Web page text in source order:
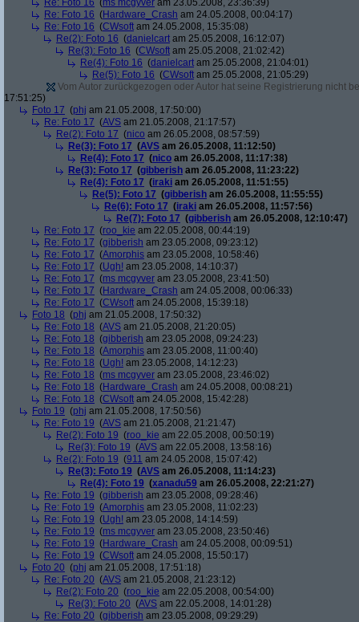
Re: Foto 16 (ms mcgyver am 23.05.2008, 23:36:39)
Re: Foto 16 (Hardware_Crash am 24.05.2008, 00:04:17)
Re: Foto 16 (CWsoft am 24.05.2008, 15:35:08)
Re(2): Foto 16 (danielcart am 25.05.2008, 16:12:07)
Re(3): Foto 16 (CWsoft am 25.05.2008, 21:02:42)
Re(4): Foto 16 (danielcart am 25.05.2008, 21:04:01)
Re(5): Foto 16 (CWsoft am 25.05.2008, 21:05:29)
Vom Autor zurückgezogen oder Autor hat seine Registrierung nicht
17:51:25)
Foto 17 (phj am 21.05.2008, 17:50:00)
Re: Foto 17 (AVS am 21.05.2008, 21:17:57)
Re(2): Foto 17 (nico am 26.05.2008, 08:57:59)
Re(3): Foto 17 (AVS am 26.05.2008, 11:12:50)
Re(4): Foto 17 (nico am 26.05.2008, 11:17:38)
Re(3): Foto 17 (gibberish am 26.05.2008, 11:23:22)
Re(4): Foto 17 (iraki am 26.05.2008, 11:51:55)
Re(5): Foto 17 (gibberish am 26.05.2008, 11:55:55)
Re(6): Foto 17 (iraki am 26.05.2008, 11:57:56)
Re(7): Foto 17 (gibberish am 26.05.2008, 12:10:47)
Re: Foto 17 (roo_kie am 22.05.2008, 00:44:19)
Re: Foto 17 (gibberish am 23.05.2008, 09:23:12)
Re: Foto 17 (Amorphis am 23.05.2008, 10:58:46)
Re: Foto 17 (Ugh! am 23.05.2008, 14:10:37)
Re: Foto 17 (ms mcgyver am 23.05.2008, 23:41:50)
Re: Foto 17 (Hardware_Crash am 24.05.2008, 00:06:33)
Re: Foto 17 (CWsoft am 24.05.2008, 15:39:18)
Foto 18 (phj am 21.05.2008, 17:50:32)
Re: Foto 18 (AVS am 21.05.2008, 21:20:05)
Re: Foto 18 (gibberish am 23.05.2008, 09:24:23)
Re: Foto 18 (Amorphis am 23.05.2008, 11:00:40)
Re: Foto 18 (Ugh! am 23.05.2008, 14:12:23)
Re: Foto 18 (ms mcgyver am 23.05.2008, 23:46:02)
Re: Foto 18 (Hardware_Crash am 24.05.2008, 00:08:21)
Re: Foto 18 (CWsoft am 24.05.2008, 15:42:28)
Foto 19 (phj am 21.05.2008, 17:50:56)
Re: Foto 19 (AVS am 21.05.2008, 21:21:47)
Re(2): Foto 19 (roo_kie am 22.05.2008, 00:50:19)
Re(3): Foto 19 (AVS am 22.05.2008, 13:58:16)
Re(2): Foto 19 (911 am 24.05.2008, 15:07:42)
Re(3): Foto 19 (AVS am 26.05.2008, 11:14:23)
Re(4): Foto 19 (xanadu59 am 26.05.2008, 22:21:27)
Re: Foto 19 (gibberish am 23.05.2008, 09:28:46)
Re: Foto 19 (Amorphis am 23.05.2008, 11:02:23)
Re: Foto 19 (Ugh! am 23.05.2008, 14:14:59)
Re: Foto 19 (ms mcgyver am 23.05.2008, 23:50:46)
Re: Foto 19 (Hardware_Crash am 24.05.2008, 00:09:51)
Re: Foto 19 (CWsoft am 24.05.2008, 15:50:17)
Foto 20 (phj am 21.05.2008, 17:51:18)
Re: Foto 20 (AVS am 21.05.2008, 21:23:12)
Re(2): Foto 20 (roo_kie am 22.05.2008, 00:54:00)
Re(3): Foto 20 (AVS am 22.05.2008, 14:01:28)
Re: Foto 20 (gibberish am 23.05.2008, 09:29:29)